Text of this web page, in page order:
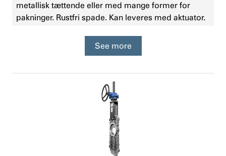
metallisk tættende eller med mange former for
pakninger. Rustfri spade. Kan leveres med aktuator.
See more